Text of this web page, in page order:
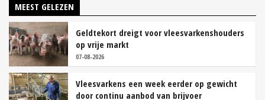
MEEST GELEZEN
Geldtekort dreigt voor vleesvarkenshouders
op vrije markt
07-08-2026
Vleesvarkens een week eerder op gewicht
door continu aanbod van brijvoer